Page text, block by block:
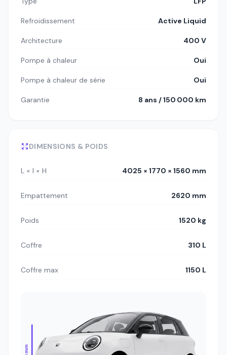
Refroidissement Active Liquid
Architecture 400 V
Pompe à chaleur Oui
Pompe à chaleur de série Oui
Garantie 8 ans / 150 000 km
DIMENSIONS & POIDS
L × l × H 4025 × 1770 × 1560 mm
Empattement 2620 mm
Poids 1520 kg
Coffre 310 L
Coffre max 1150 L